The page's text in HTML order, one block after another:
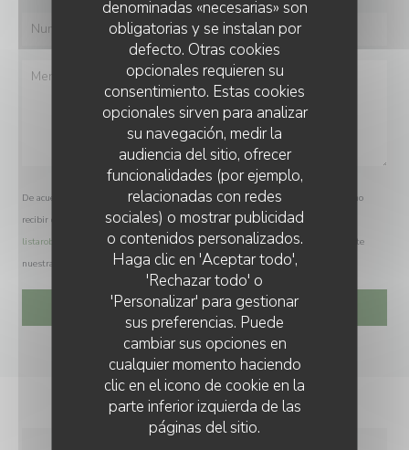
denominadas «necesarias» son
obligatorias y se instalan por
defecto. Otras cookies
opcionales requieren su
consentimiento. Estas cookies
opcionales sirven para analizar
su navegación, medir la
audiencia del sitio, ofrecer
funcionalidades (por ejemplo,
relacionadas con redes
sociales) o mostrar publicidad
o contenidos personalizados.
Haga clic en 'Aceptar todo',
'Rechazar todo' o
'Personalizar' para gestionar
sus preferencias. Puede
cambiar sus opciones en
cualquier momento haciendo
clic en el icono de cookie en la
parte inferior izquierda de las
páginas del sitio.
De acuerdo con la normativa de protección de datos, puede ejercer su derecho a no
recibir comunicaciones comerciales inscribiéndose en la Lista Robinson:
listarobinson.es
. Para más información sobre el tratamiento de sus datos, consulte
nuestra
política de privacidad.